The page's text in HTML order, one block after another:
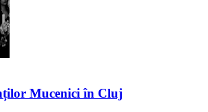
Mucenici în Cluj